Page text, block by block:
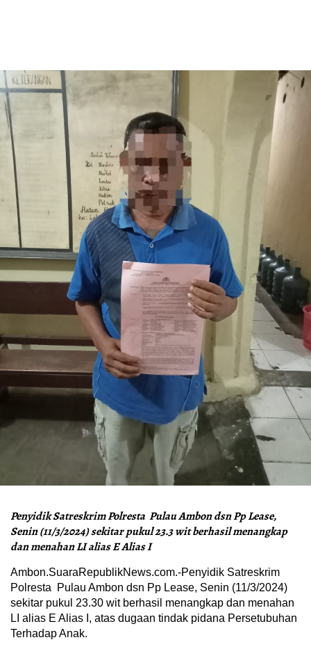
Penyidik Satreskrim Polresta Pulau Ambon dsn Pp Lease,
Senin (11/3/2024) sekitar pukul 23.3 wit berhasil menangkap
dan menahan LI alias E Alias I
Ambon.SuaraRepublikNews.com.-Penyidik Satreskrim
Polresta Pulau Ambon dsn Pp Lease, Senin (11/3/2024)
sekitar pukul 23.30 wit berhasil menangkap dan menahan
LI alias E Alias I, atas dugaan tindak pidana Persetubuhan
Terhadap Anak.